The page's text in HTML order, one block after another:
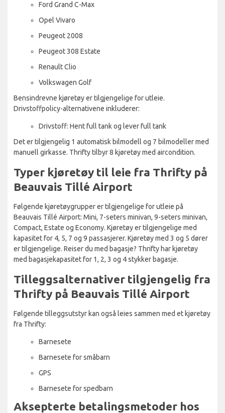
Ford Grand C-Max
Opel Vivaro
Peugeot 2008
Peugeot 308 Estate
Renault Clio
Volkswagen Golf
Bensindrevne kjøretøy er tilgjengelige for utleie.
Drivstoffpolicy-alternativene inkluderer:
Drivstoff: Hent full tank og lever full tank
Det er tilgjengelig 1 automatisk bilmodell og 7 bilmodeller med
manuell girkasse. Thrifty tilbyr 8 kjøretøy med aircondition.
Typer kjøretøy til leie fra Thrifty på
Beauvais Tillé Airport
Følgende kjøretøygrupper er tilgjengelige for utleie på
Beauvais Tillé Airport: Mini, 7-seters minivan, 9-seters minivan,
Compact, Estate og Economy. Kjøretøy er tilgjengelige med
kapasitet for 4, 5, 7 og 9 passasjerer. Kjøretøy med 3 og 5 dører
er tilgjengelige. Reiser du med bagasje? Thrifty har kjøretøy
med bagasjekapasitet for 1, 2, 3 og 4 stykker bagasje.
Tilleggsalternativer tilgjengelig fra
Thrifty på Beauvais Tillé Airport
Følgende tilleggsutstyr kan også leies sammen med et kjøretøy
fra Thrifty:
Barnesete
Barnesete for småbarn
GPS
Barnesete for spedbarn
Aksepterte betalingsmetoder hos